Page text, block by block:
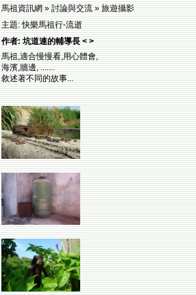
馬祖資訊網 » 討論與交流 » 旅遊攝影
主題: 快樂馬祖行-流逝
作者: 坑道連的輔導長 < >
馬祖,適合慢慢看,用心體會,
海濱,牆邊, .......
敘述著不同的故事...